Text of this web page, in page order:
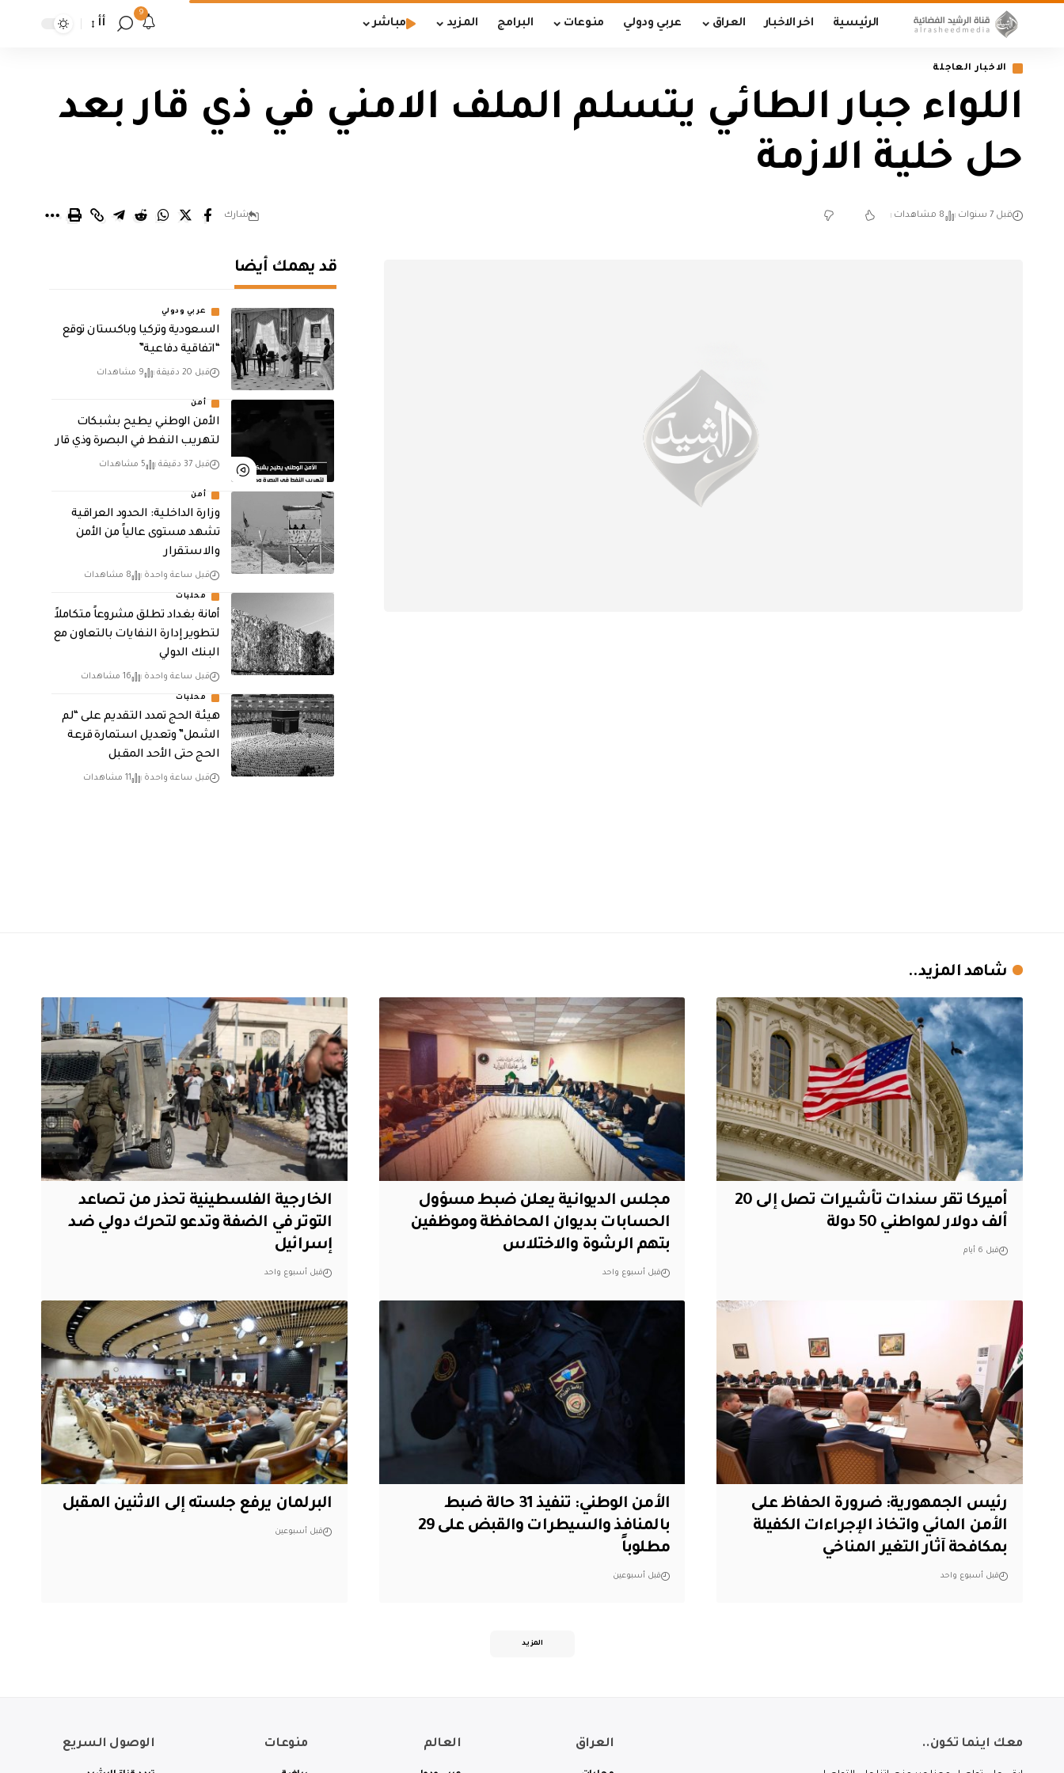
الرئيسية اخر الاخبار العراق عربي ودولي منوعات البرامج المزيد مباشر
9
أأ
الاخبار العاجلة
اللواء جبار الطائي يتسلم الملف الامني في ذي قار بعد
حل خلية الازمة
قبل 7 سنوات 8 مشاهدات شارك
قد يهمك أيضا
عربي ودولي
السعودية وتركيا وباكستان توقع
“اتفاقية دفاعية”
قبل 20 دقيقة 9 مشاهدات
أمن
الأمن الوطني يطيح بشبكات
لتهريب النفط في البصرة وذي قار
قبل 37 دقيقة 5 مشاهدات
أمن
وزارة الداخلية: الحدود العراقية
تشهد مستوى عالياً من الأمن
والاستقرار
قبل ساعة واحدة 8 مشاهدات
محليات
أمانة بغداد تطلق مشروعاً متكاملاً
لتطوير إدارة النفايات بالتعاون مع
البنك الدولي
قبل ساعة واحدة 16 مشاهدات
محليات
هيئة الحج تمدد التقديم على “لم
الشمل” وتعديل استمارة قرعة
الحج حتى الأحد المقبل
قبل ساعة واحدة 11 مشاهدات
شاهد المزيد..
أميركا تقر سندات تأشيرات تصل إلى 20
ألف دولار لمواطني 50 دولة
قبل 6 أيام
مجلس الديوانية يعلن ضبط مسؤول
الحسابات بديوان المحافظة وموظفين
بتهم الرشوة والاختلاس
قبل أسبوع واحد
الخارجية الفلسطينية تحذر من تصاعد
التوتر في الضفة وتدعو لتحرك دولي ضد
إسرائيل
قبل أسبوع واحد
رئيس الجمهورية: ضرورة الحفاظ على
الأمن المائي واتخاذ الإجراءات الكفيلة
بمكافحة آثار التغير المناخي
قبل أسبوع واحد
الأمن الوطني: تنفيذ 31 حالة ضبط
بالمنافذ والسيطرات والقبض على 29
مطلوباً
قبل أسبوعين
البرلمان يرفع جلسته إلى الاثنين المقبل
قبل أسبوعين
المزيد
معك اينما تكون.. العراق العالم منوعات الوصول السريع